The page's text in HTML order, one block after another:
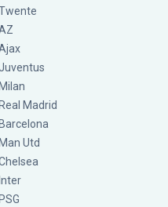
Milan
Real Madrid
Barcelona
Man Utd
Inter
PSG